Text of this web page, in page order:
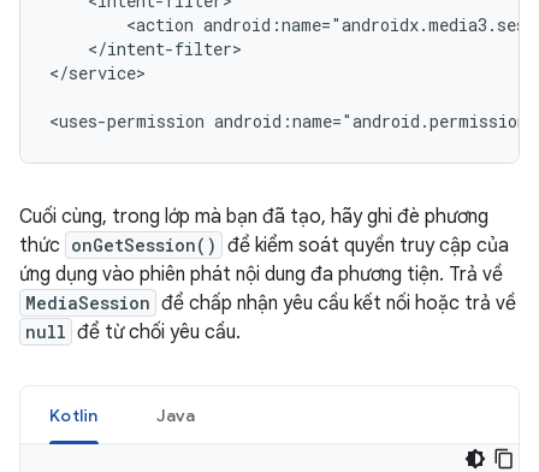
<action
</intent-filter>
</service>
<uses-permission
Cuối cùng, trong lớp mà bạn đã tạo, hãy ghi đè phương
thức onGetSession() để kiểm soát quyền truy cập của
ứng dụng vào phiên phát nội dung đa phương tiện. Trả về
MediaSession để chấp nhận yêu cầu kết nối hoặc trả về
null để từ chối yêu cầu.
Kotlin Java